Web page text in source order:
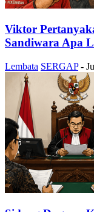
Viktor
Sandiwara Apa
Lembata SERGAP -